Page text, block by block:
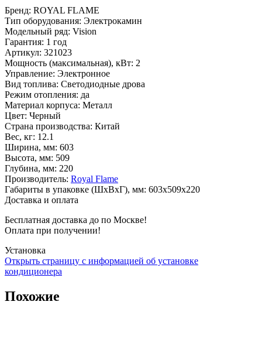
Бренд: ROYAL FLAME
Тип оборудования: Электрокамин
Модельный ряд: Vision
Гарантия: 1 год
Артикул: 321023
Мощность (максимальная), кВт: 2
Управление: Электронное
Вид топлива: Светодиодные дрова
Режим отопления: да
Материал корпуса: Металл
Цвет: Черный
Страна производства: Китай
Вес, кг: 12.1
Ширина, мм: 603
Высота, мм: 509
Глубина, мм: 220
Производитель: Royal Flame
Габариты в упаковке (ШxВxГ), мм: 603x509x220
Доставка и оплата
Бесплатная доставка до по Москве!
Оплата при получении!
Установка
Открыть страницу с информацией об установке
кондиционера
Похожие